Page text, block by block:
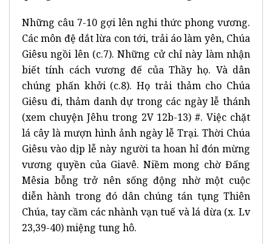
Những câu 7-10 gợi lên nghi thức phong vương.
Các môn đệ dắt lừa con tới, trải áo làm yên, Chúa
Giêsu ngồi lên (c.7). Những cử chỉ này làm nhận
biết tính cách vương đế của Thầy họ. Và dân
chúng phấn khởi (c.8). Họ trải thảm cho Chúa
Giêsu đi, thảm danh dự trong các ngày lễ thánh
(xem chuyện Jêhu trong 2V 12b-13) #. Việc chặt
lá cây là mượn hình ảnh ngày lễ Trại. Thời Chúa
Giêsu vào dịp lễ này người ta hoan hỉ đón mừng
vương quyền của Giavê. Niềm mong chờ Đấng
Mêsia bỗng trở nên sống động nhờ một cuộc
diễn hành trong đó dân chúng tán tụng Thiên
Chúa, tay cầm các nhành vạn tuế và lá dừa (x. Lv
23,39-40) miệng tung hô.